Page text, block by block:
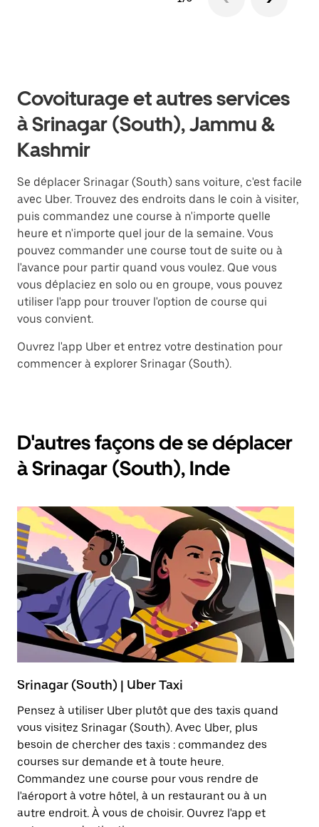
Covoiturage et autres services
à Srinagar (South), Jammu &
Kashmir
Se déplacer Srinagar (South) sans voiture, c'est facile
avec Uber. Trouvez des endroits dans le coin à visiter,
puis commandez une course à n'importe quelle
heure et n'importe quel jour de la semaine. Vous
pouvez commander une course tout de suite ou à
l'avance pour partir quand vous voulez. Que vous
vous déplaciez en solo ou en groupe, vous pouvez
utiliser l'app pour trouver l'option de course qui
vous convient.
Ouvrez l'app Uber et entrez votre destination pour
commencer à explorer Srinagar (South).
D'autres façons de se déplacer
à Srinagar (South), Inde
Srinagar (South) | Uber Taxi
Pensez à utiliser Uber plutôt que des taxis quand
vous visitez Srinagar (South). Avec Uber, plus
besoin de chercher des taxis : commandez des
courses sur demande et à toute heure.
Commandez une course pour vous rendre de
l'aéroport à votre hôtel, à un restaurant ou à un
autre endroit. À vous de choisir. Ouvrez l'app et